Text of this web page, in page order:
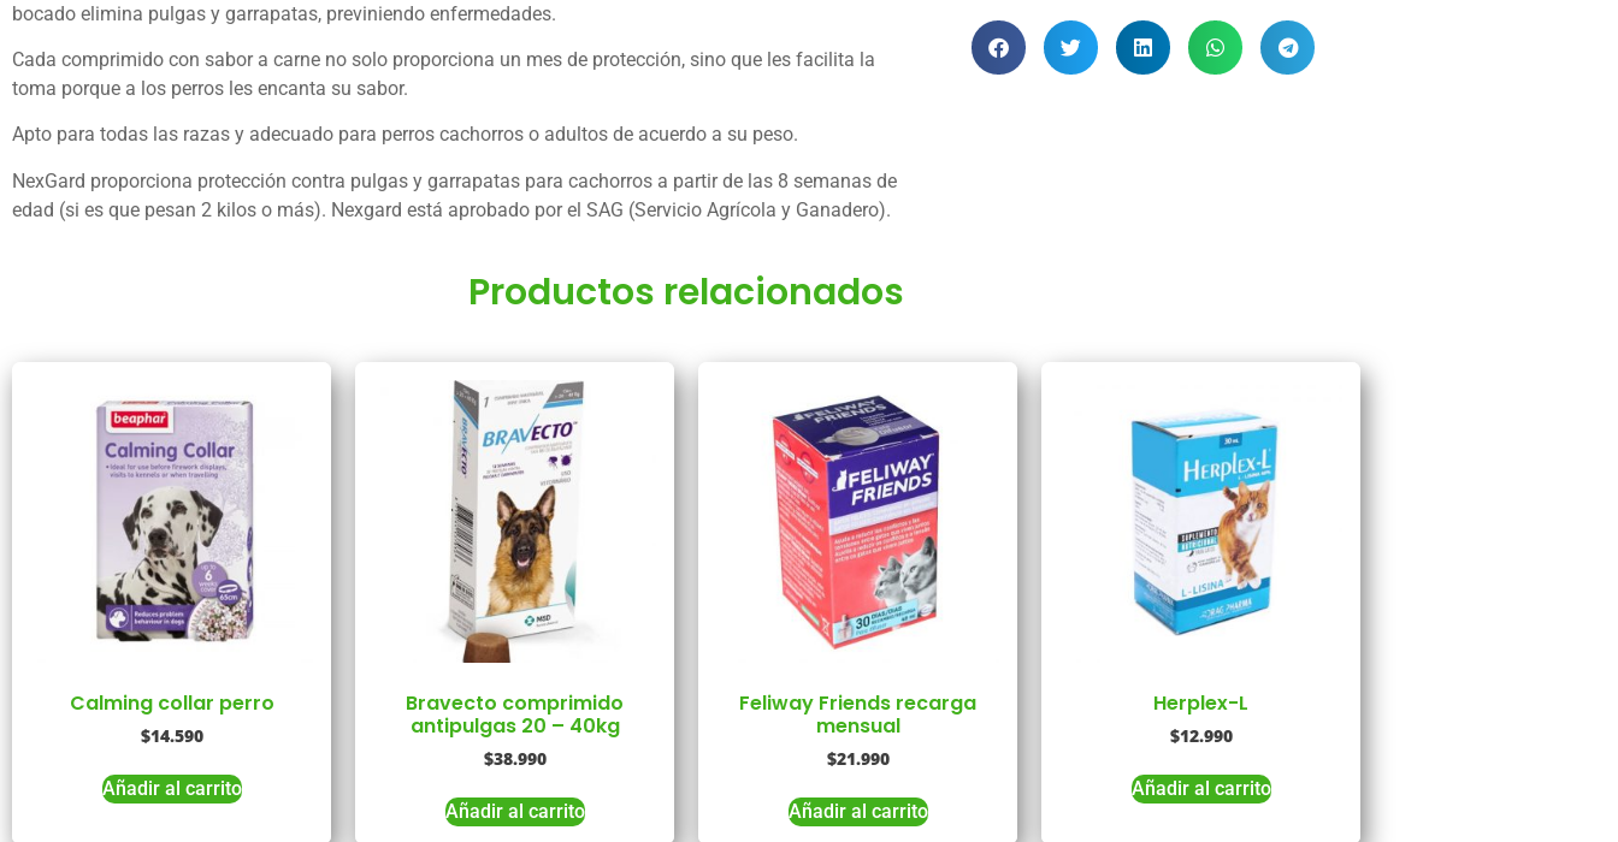
bocado elimina pulgas y garrapatas, previniendo enfermedades.
Cada comprimido con sabor a carne no solo proporciona un mes de protección, sino que les facilita la
toma porque a los perros les encanta su sabor.
Apto para todas las razas y adecuado para perros cachorros o adultos de acuerdo a su peso.
NexGard proporciona protección contra pulgas y garrapatas para cachorros a partir de las 8 semanas de
edad (si es que pesan 2 kilos o más). Nexgard está aprobado por el SAG (Servicio Agrícola y Ganadero).
Productos relacionados
Calming collar perro
$14.590
Añadir al carrito
Bravecto comprimido
antipulgas 20 – 40kg
$38.990
Añadir al carrito
Feliway Friends recarga
mensual
$21.990
Añadir al carrito
Herplex-L
$12.990
Añadir al carrito